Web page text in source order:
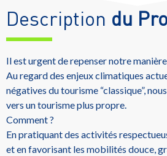
Description du
Il est urgent de repenser notre
Au regard des enjeux climatiques
négatives du tourisme “classique”,
vers un tourisme plus propre.
Comment ?
En pratiquant des activités
et en favorisant les mobilités douce,